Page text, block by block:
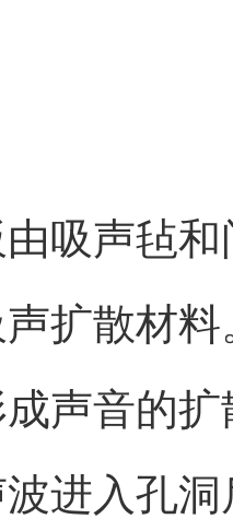
吸声毡
扩散材
声音的
进入孔